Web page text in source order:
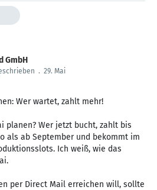
GmbH
. 29. Mai
Wer wartet, zahlt mehr!
planen? Wer jetzt bucht, zahlt bis
als ab September und bekommt im
Ich weiß, wie das
per Direct Mail erreichen will, sollte